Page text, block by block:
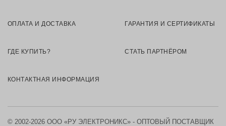
ОПЛАТА И ДОСТАВКА ГАРАНТИЯ И СЕРТИФИКАТЫ
ГДЕ КУПИТЬ? СТАТЬ ПАРТНЁРОМ
КОНТАКТНАЯ ИНФОРМАЦИЯ
© 2002-2026 ООО «РУ ЭЛЕКТРОНИКС» - ОПТОВЫЙ ПОСТАВЩИК